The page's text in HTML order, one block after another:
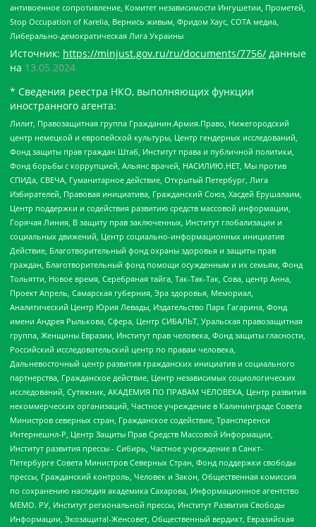
антивоенное сопротивление, Комитет независимости Ингушетии, Прометей,
Stop Occupation of Karelia, Вернись живым, Фридом Хаус, СОТА медиа,
Либерально-демократическая Лига Украины
Источник: https://minjust.gov.ru/ru/documents/7756/ данные
на 13.05.2024
* Сведения реестра НКО, выполняющих функции
иностранного агента:
Лилит, Правозащитная группа Гражданин.Армия.Право, Нижегородский
центр немецкой и европейской культуры, Центр гендерных исследований,
Фонд защиты прав граждан Штаб, Институт права и публичной политики,
Фонд борьбы с коррупцией, Альянс врачей, НАСИЛИЮ.НЕТ, Мы против
СПИДа, СВЕЧА, Гуманитарное действие, Открытый Петербург, Лига
Избирателей, Правовая инициатива, Гражданский Союз, Хасдей Ерушалаим,
Центр поддержки и содействия развитию средств массовой информации,
Горячая Линия, В защиту прав заключенных, Институт глобализации и
социальных движений, Центр социально-информационных инициатив
Действие, Благотворительный фонд охраны здоровья и защиты прав
граждан, Благотворительный фонд помощи осужденным и их семьям, Фонд
Тольятти, Новое время, Серебряная тайга, Так-Так-Так, Сова, центр Анна,
Проект Апрель, Самарская губерния, Эра здоровья, Мемориал,
Аналитический Центр Юрия Левады, Издательство Парк Гагарина, Фонд
имени Андрея Рылькова, Сфера, Центр СИБАЛЬТ, Уральская правозащитная
группа, Женщины Евразии, Институт прав человека, Фонд защиты гласности,
Российский исследовательский центр по правам человека,
Дальневосточный центр развития гражданских инициатив и социального
партнерства, Гражданское действие, Центр независимых социологических
исследований, Сутяжник, АКАДЕМИЯ ПО ПРАВАМ ЧЕЛОВЕКА, Центр развития
некоммерческих организаций, Частное учреждение в Калининграде Совета
Министров северных стран, Гражданское содействие, Трансперенси
Интернешнл-Р, Центр Защиты Прав Средств Массовой Информации,
Институт развития прессы - Сибирь, Частное учреждение в Санкт-
Петербурге Совета Министров Северных Стран, Фонд поддержки свободы
прессы, Гражданский контроль, Человек и Закон, Общественная комиссия
по сохранению наследия академика Сахарова, Информационное агентство
МЕМО. РУ, Институт региональной прессы, Институт Развития Свободы
Информации, Экозащита!-Женсовет, Общественный вердикт, Евразийская